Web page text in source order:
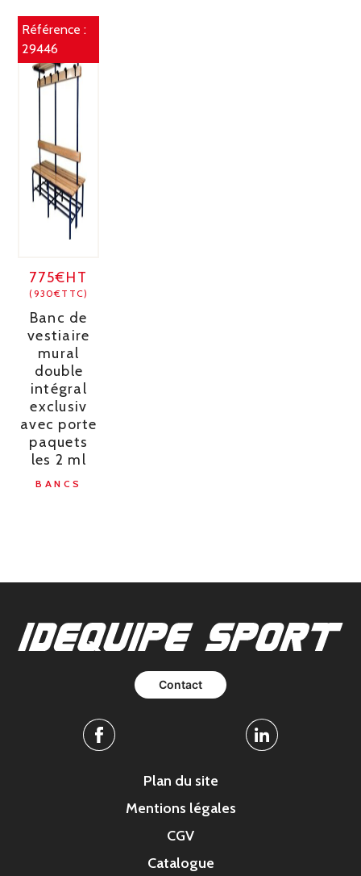
Référence :
29446
775€HT
(930€TTC)
Banc de
vestiaire
mural
double
intégral
exclusiv
avec porte
paquets
les 2 ml
BANCS
Contact
Facebook Linkedin
Plan du site
Mentions légales
CGV
Catalogue